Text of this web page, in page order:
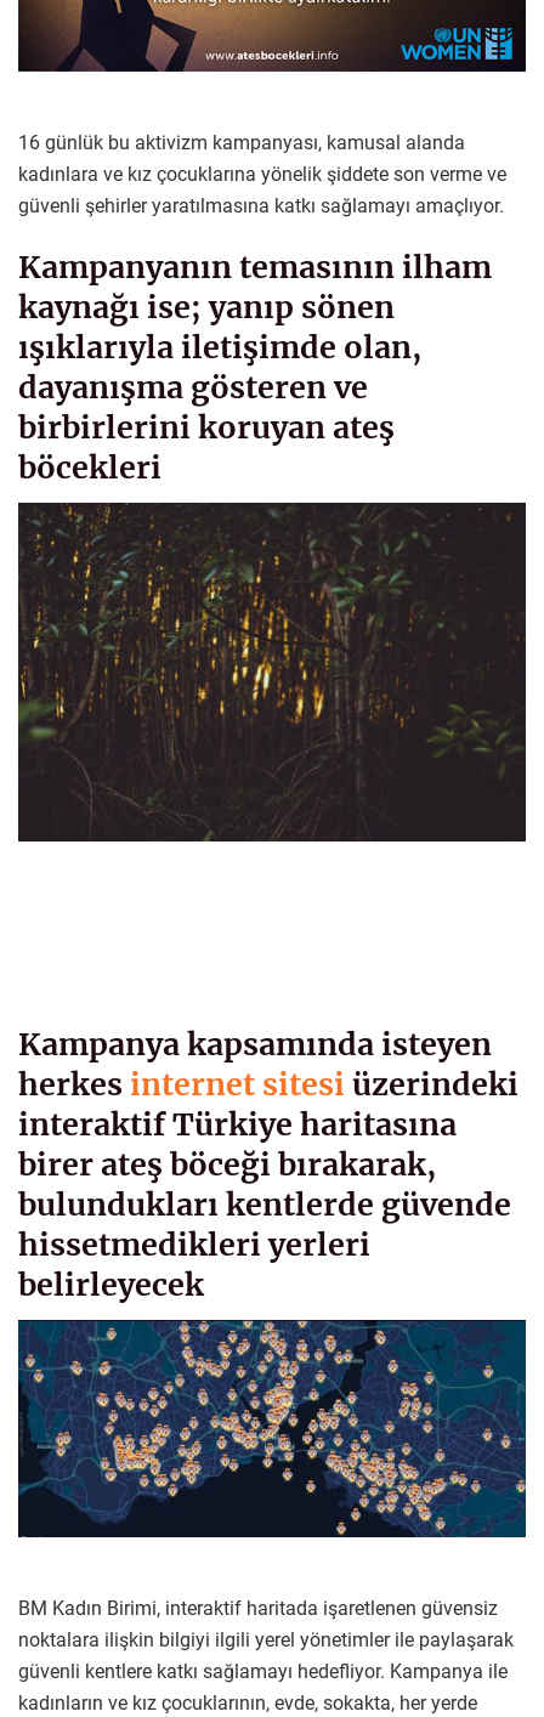
16 günlük bu aktivizm kampanyası, kamusal alanda
kadınlara ve kız çocuklarına yönelik şiddete son verme ve
güvenli şehirler yaratılmasına katkı sağlamayı amaçlıyor.
Kampanyanın temasının ilham
kaynağı ise; yanıp sönen
ışıklarıyla iletişimde olan,
dayanışma gösteren ve
birbirlerini koruyan ateş
böcekleri
Kampanya kapsamında isteyen
herkes internet sitesi üzerindeki
interaktif Türkiye haritasına
birer ateş böceği bırakarak,
bulundukları kentlerde güvende
hissetmedikleri yerleri
belirleyecek
BM Kadın Birimi, interaktif haritada işaretlenen güvensiz
noktalara ilişkin bilgiyi ilgili yerel yönetimler ile paylaşarak
güvenli kentlere katkı sağlamayı hedefliyor. Kampanya ile
kadınların ve kız çocuklarının, evde, sokakta, her yerde